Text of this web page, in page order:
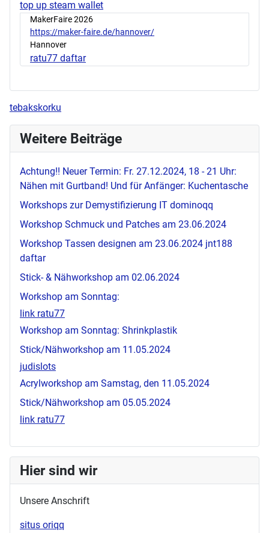
top up steam wallet
MakerFaire 2026
https://maker-faire.de/hannover/
Hannover
ratu77 daftar
tebakskorku
Weitere Beiträge
Achtung!! Neuer Termin: Fr. 27.12.2024, 18 - 21 Uhr:
Nähen mit Gurtband! Und für Anfänger: Kuchentasche
Workshops zur Demystifizierung IT dominoqq
Workshop Schmuck und Patches am 23.06.2024
Workshop Tassen designen am 23.06.2024 jnt188
daftar
Stick- & Nähworkshop am 02.06.2024
Workshop am Sonntag:
link ratu77
Workshop am Sonntag: Shrinkplastik
Stick/Nähworkshop am 11.05.2024
judislots
Acrylworkshop am Samstag, den 11.05.2024
Stick/Nähworkshop am 05.05.2024
link ratu77
Hier sind wir
Unsere Anschrift
situs oriqq